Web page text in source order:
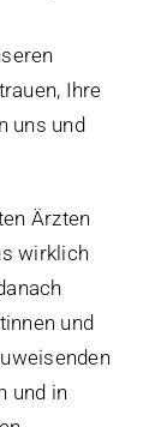
Ihre
uns und
Ärzten
wirklich
und
und in